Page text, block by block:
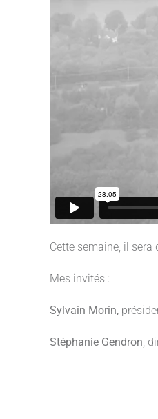
Cette semaine, il
Mes invités :
Sylvain Morin,
Stéphanie Gendron,